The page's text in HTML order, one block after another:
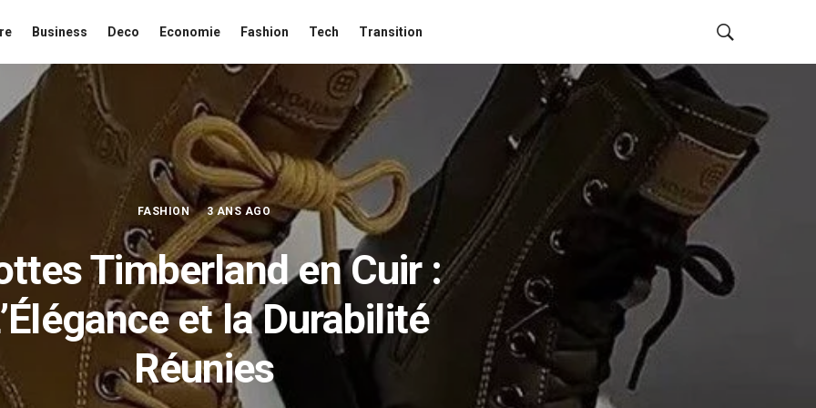
Business Deco Economie Fashion Tech Transition
FASHION 3 ANS AGO
Timberland en Cuir :
et la Durabilité
Réunies